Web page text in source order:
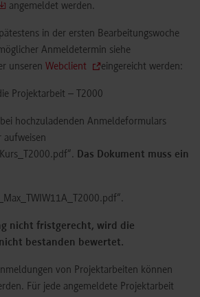
angemeldet werden.
in der ersten Bearbeitungswoche
Anmeldetermin siehe
unseren Webclient eingereicht werden:
Projektarbeit – T2000
hochzuladenden Anmeldeformulars
aufweisen
Das Dokument muss ein
nicht fristgerecht, wird die
bestanden bewertet.
von Projektarbeiten können
Für jede angemeldete Projektarbeit